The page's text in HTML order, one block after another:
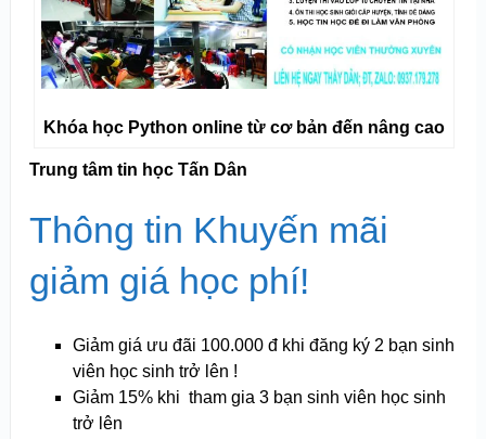
Khóa học Python online từ cơ bản đến nâng cao
Trung tâm tin học Tấn Dân
Thông tin Khuyến mãi
giảm giá học phí!
Giảm giá ưu đãi 100.000 đ khi đăng ký 2 bạn sinh
viên học sinh trở lên !
Giảm 15% khi tham gia 3 bạn sinh viên học sinh
trở lên